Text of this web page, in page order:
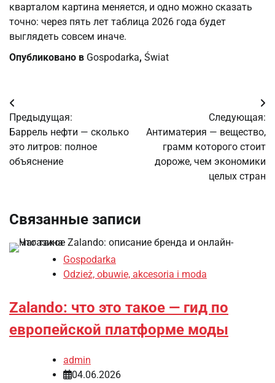
кварталом картина меняется, и одно можно сказать
точно: через пять лет таблица 2026 года будет
выглядеть совсем иначе.
Опубликовано в Gospodarka, Świat
Навигация
по
записям
Предыдущая:
Баррель нефти — сколько
это литров: полное
объяснение
Следующая:
Антиматерия — вещество,
грамм которого стоит
дороже, чем экономики
целых стран
Связанные записи
Gospodarka
Odzież, obuwie, akcesoria i moda
Zalando: что это такое — гид по
европейской платформе моды
admin
04.06.2026